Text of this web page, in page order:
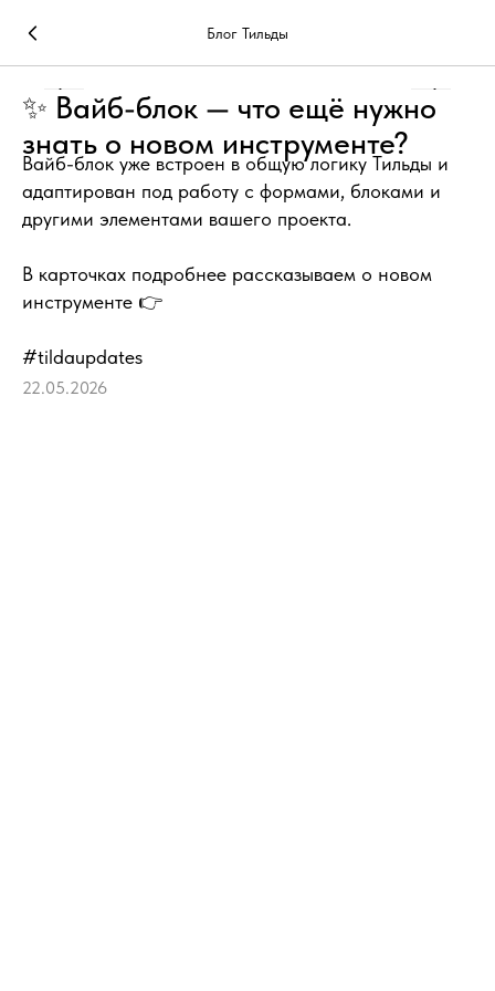
Блог Тильды
✨ Вайб-блок — что ещё нужно
знать о новом инструменте?
Вайб-блок уже встроен в общую логику Тильды и
адаптирован под работу с формами, блоками и
другими элементами вашего проекта.
В карточках подробнее рассказываем о новом
инструменте 👉
#tildaupdates
22.05.2026